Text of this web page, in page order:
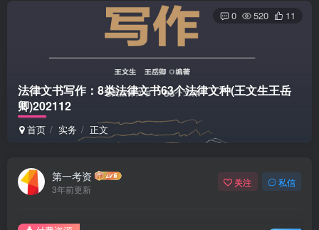
更新提示：已经更新部分机构主观题法考资料，推荐厚大的考点清单，高清版，特别适合学习！
法律文书写作：8类法律文书63个法律文种(王文生王岳
卿)202112
首页 实务 正文
0 520 11
第一考资
3年前更新
关注 私信